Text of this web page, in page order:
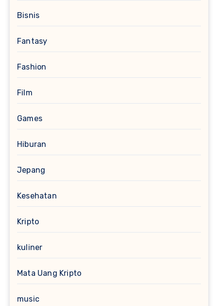
Bisnis
Fantasy
Fashion
Film
Games
Hiburan
Jepang
Kesehatan
Kripto
kuliner
Mata Uang Kripto
music